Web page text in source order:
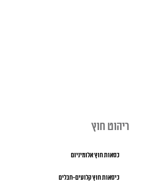
ריהוט חוץ
כסאות חוץ אלומיניום
כיסאות חוץ קלועים-חבלים